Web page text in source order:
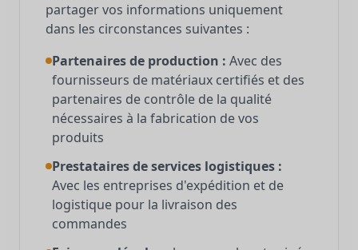
partager vos informations uniquement
dans les circonstances suivantes :
Partenaires de production : Avec des
fournisseurs de matériaux certifiés et des
partenaires de contrôle de la qualité
nécessaires à la fabrication de vos
produits
Prestataires de services logistiques :
Avec les entreprises d'expédition et de
logistique pour la livraison des
commandes